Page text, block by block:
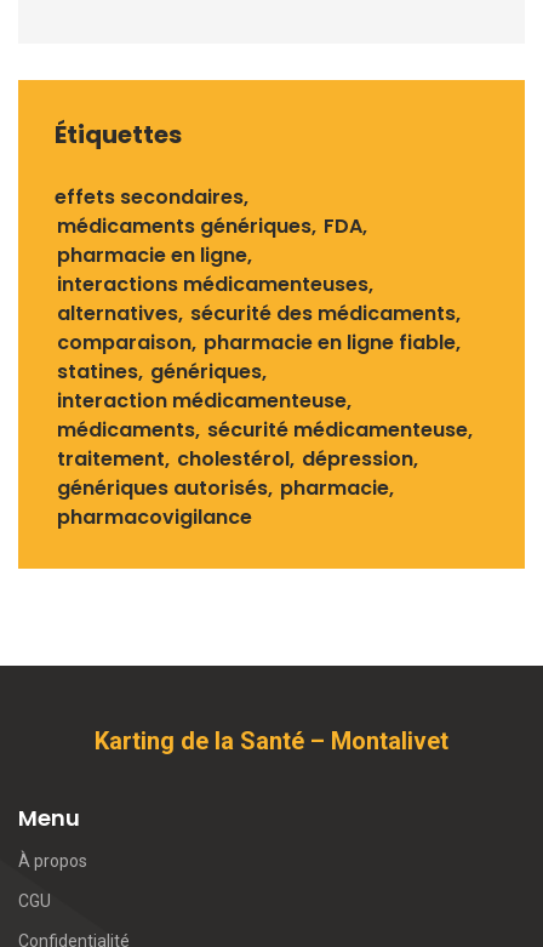
Étiquettes
effets secondaires
médicaments génériques FDA
pharmacie en ligne
interactions médicamenteuses
alternatives sécurité des médicaments
comparaison pharmacie en ligne fiable
statines génériques
interaction médicamenteuse
médicaments sécurité médicamenteuse
traitement cholestérol dépression
génériques autorisés pharmacie
pharmacovigilance
Karting de la Santé – Montalivet
Menu
À propos
CGU
Confidentialité